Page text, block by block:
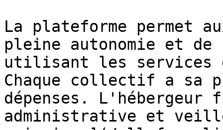
La plateforme permet
pleine autonomie et
utilisant les services
Chaque collectif a sa
dépenses.
administrative et